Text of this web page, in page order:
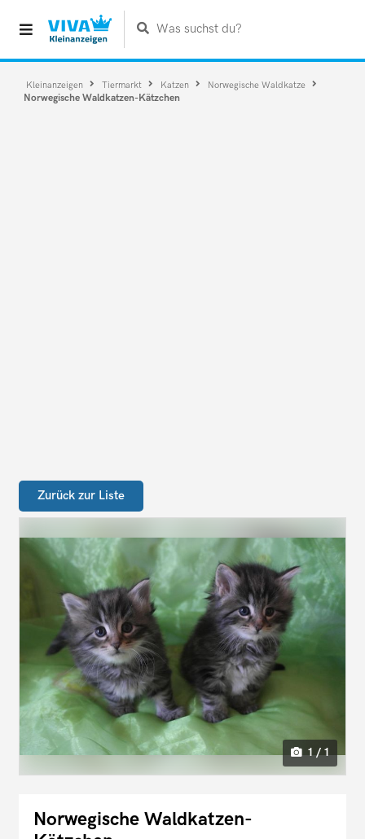
Was suchst du?
Kleinanzeigen Tiermarkt Katzen Norwegische Waldkatze
Norwegische Waldkatzen-Kätzchen
Zurück zur Liste
1 / 1
Norwegische Waldkatzen-